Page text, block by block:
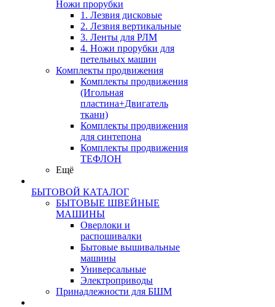
Ножи прорубки
1. Лезвия дисковые
2. Лезвия вертикальные
3. Ленты для РЛМ
4. Ножи прорубки для
петельных машин
Комплекты продвижения
Комплекты продвижения
(Игольная
пластина+Двигатель
ткани)
Комплекты продвижения
для синтепона
Комплекты продвижения
ТЕФЛОН
Ещё
БЫТОВОЙ КАТАЛОГ
БЫТОВЫЕ ШВЕЙНЫЕ
МАШИНЫ
Оверлоки и
распошивалки
Бытовые вышивальные
машины
Универсальные
Электроприводы
Принадлежности для БШМ